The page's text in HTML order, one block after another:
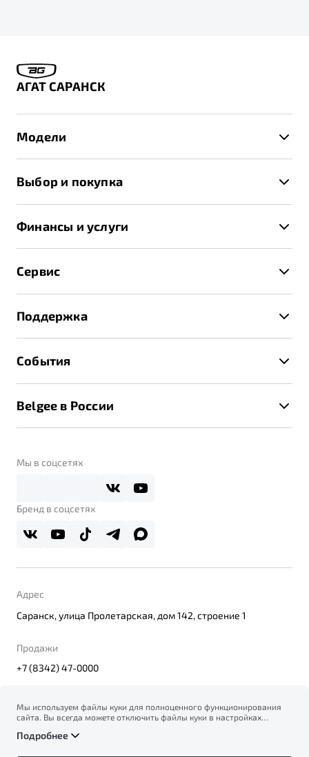
АГАТ САРАНСК
Модели
X70
Выбор и покупка
Записаться на тест-драйв
Получить предложение
Финансы и услуги
Страхование
Расчет КАСКО
Сервис
Техническое обслуживание
Калькулятор ТО
Поддержка
Помощь на дорогах
Belgee Линк
Реферальная программа
События
Belgee в России
О дилерском центре
Правовая информация
Мы в соцсетях
Бренд в соцсетях
Адрес
Саранск, улица Пролетарская, дом 142, строение 1
Продажи
+7 (8342) 47-0000
© 2026
Политика конфиденциальности персональных данных
Мы используем файлы куки для полноценного функционирования
сайта. Вы всегда можете отключить файлы куки в настройках
на сбор и использование файлов куки, и подтверждаете
Подробнее